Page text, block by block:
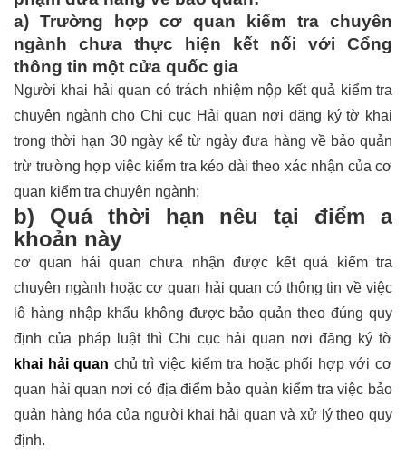
a) Trường hợp cơ quan kiểm tra chuyên
ngành chưa thực hiện kết nối với Cổng
thông tin một cửa quốc gia
Người khai hải quan có trách nhiệm nộp kết quả kiểm tra
chuyên ngành cho Chi cục Hải quan nơi đăng ký tờ khai
trong thời hạn 30 ngày kể từ ngày đưa hàng về bảo quản
trừ trường hợp việc kiểm tra kéo dài theo xác nhận của cơ
quan kiểm tra chuyên ngành;
b) Quá thời hạn nêu tại điểm a
khoản này
cơ quan hải quan chưa nhận được kết quả kiểm tra
chuyên ngành hoặc cơ quan hải quan có thông tin về việc
lô hàng nhập khẩu không được bảo quản theo đúng quy
định của pháp luật thì Chi cục hải quan nơi đăng ký tờ
khai hải quan chủ trì việc kiểm tra hoặc phối hợp với cơ
quan hải quan nơi có địa điểm bảo quản kiểm tra việc bảo
quản hàng hóa của người khai hải quan và xử lý theo quy
định.